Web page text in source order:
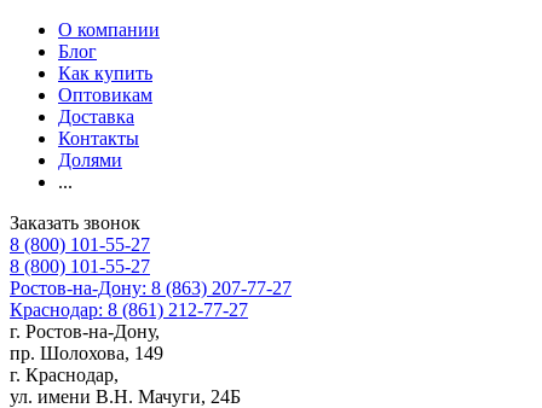
О компании
Блог
Как купить
Оптовикам
Доставка
Контакты
Долями
...
Заказать звонок
8 (800) 101-55-27
8 (800) 101-55-27
Ростов-на-Дону: 8 (863) 207-77-27
Краснодар: 8 (861) 212-77-27
г. Ростов-на-Дону,
пр. Шолохова, 149
г. Краснодар,
ул. имени В.Н. Мачуги, 24Б